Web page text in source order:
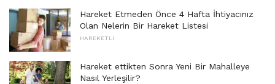
Hareket Etmeden Önce 4 Hafta İhtiyacınız
Olan Nelerin Bir Hareket Listesi
HAREKETLI
Hareket ettikten Sonra Yeni Bir Mahalleye
Nasıl Yerleşilir?